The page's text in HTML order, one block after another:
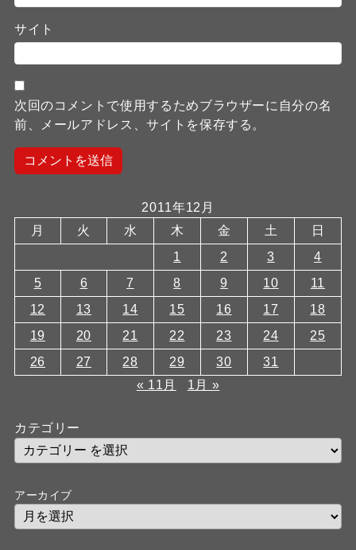
サイト
次回のコメントで使用するためブラウザーに自分の名
前、メールアドレス、サイトを保存する。
2011年12月
月
火 水 木 金 土
日
1
2 3
4
5
6 7 8 9 10
11
12
13 14 15 16 17
18
19
20 21 22 23 24
25
26
27 28 29 30
31
« 11月
1月 »
カテゴリー
アーカイブ